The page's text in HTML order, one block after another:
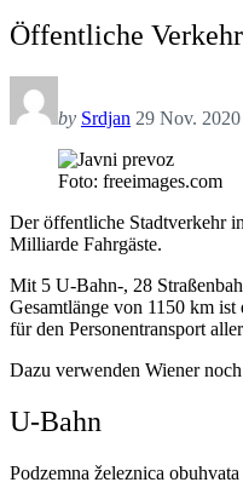
Öffentliche
by Srdjan 29 Nov.
Foto: freeimages.com
Der öffentliche Stadtverkehr
Milliarde Fahrgäste.
Mit 5 U-Bahn-, 28
Gesamtlänge von 1150 km ist
für den Personentransport
Dazu verwenden Wiener
U-Bahn
Podzemna železnica